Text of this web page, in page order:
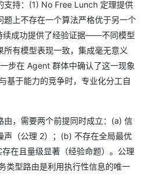
支持：(1) No Free Lunch 定理提供
上不存在一个算法严格优于另一个
续成功提供了经验证据——不同模型
有模型表现一致，集成毫无意义
步在 Agent 群体中确认了这一现象
于能力的竞争时，专业化分工自
由，需要两个前提同时成立：(a) 信
声（公理 2）；(b) 不存在全局最优
在且量级显著（经验命题）。公理
类型路由是利用执行性信息的唯一